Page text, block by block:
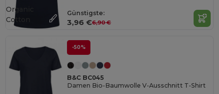
Günstigste:
3,96 €6,90 €
Organic
Cotton
-50%
B&C BC045
Damen Bio-Baumwolle V-Ausschnitt T-Shirt